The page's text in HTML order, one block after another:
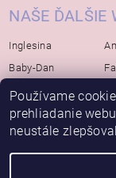
NAŠE ĎALŠIE
Inglesina
Baby-Dan
Rialto
Bébé-Jou
Avova
Používame
prehliadanie
neustále